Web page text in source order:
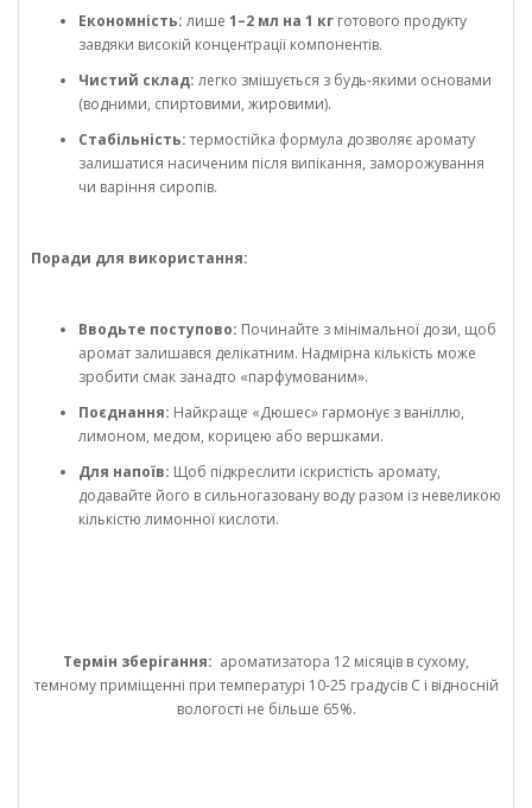
Економність: лише 1–2 мл на 1 кг готового продукту
завдяки високій концентрації компонентів.
Чистий склад: легко змішується з будь-якими основами
(водними, спиртовими, жировими).
Стабільність:термостійка формула дозволяє аромату
залишатися насиченим після випікання, заморожування
чи варіння сиропів.
Поради для використання:
Вводьте поступово: Починайте з мінімальної дози, щоб
аромат залишався делікатним. Надмірна кількість може
зробити смак занадто «парфумованим».
Поєднання: Найкраще «Дюшес» гармонує з ваніллю,
лимоном, медом, корицею або вершками.
Для напоїв: Щоб підкреслити іскристість аромату,
додавайте його в сильногазовану воду разом із невеликою
кількістю лимонної кислоти.
Термін зберігання: ароматизатора 12 місяців в сухому,
темному приміщенні при температурі 10-25 градусів С і відносній
вологості не більше 65%.